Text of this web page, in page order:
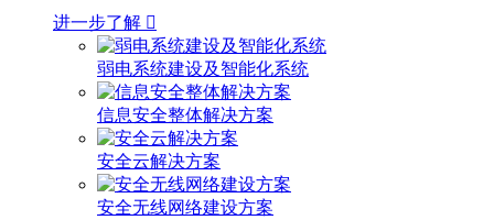
进一步了解 
弱电系统建设及智能化系统
信息安全整体解决方案
安全云解决方案
安全无线网络建设方案